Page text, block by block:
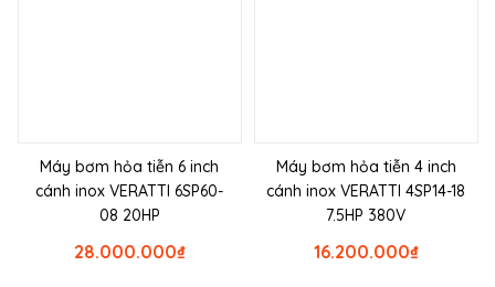
Máy bơm hỏa tiễn 6 inch
cánh inox VERATTI 6SP60-
08 20HP
₫
28.000.000
Máy bơm hỏa tiễn 4 inch
cánh inox VERATTI 4SP14-18
7.5HP 380V
₫
16.200.000